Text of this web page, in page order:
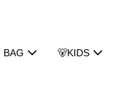
BAG 🐻KIDS